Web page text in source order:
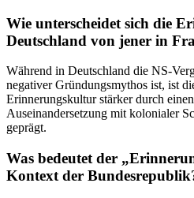
Wie unterscheidet sich die
Deutschland von jener in
Während in Deutschland die NS-
negativer Gründungsmythos ist, ist
Erinnerungskultur stärker durch
Auseinandersetzung mit kolonialer
geprägt.
Was bedeutet der
Kontext der